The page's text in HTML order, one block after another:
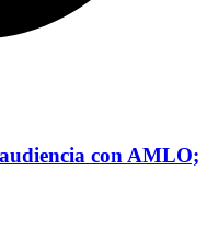
con AMLO;